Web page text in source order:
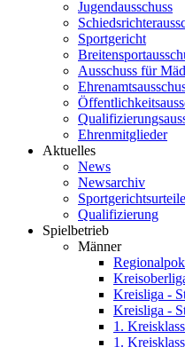
Jugendausschuss
Sportgericht
Ausschuss für
Ehrenmitglieder
Aktuelles
News
Newsarchiv
Sportgerichtsurteile
Qualifizierung
Spielbetrieb
Männer
Kreisliga -
Kreisliga -
1.
1.